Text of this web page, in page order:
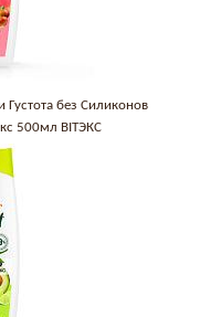
без Силиконов
500мл BITЭКС